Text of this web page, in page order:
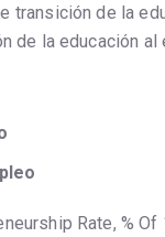
transición de la
de la educación al
Rate, %